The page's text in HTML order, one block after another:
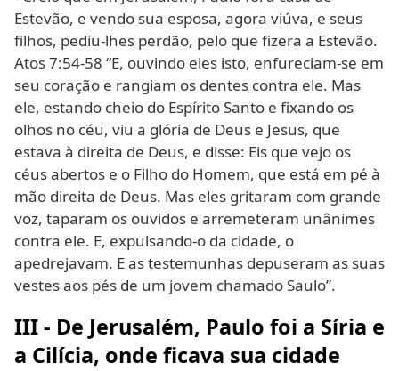
Estevão, e vendo sua esposa, agora viúva, e seus
filhos, pediu-lhes perdão, pelo que fizera a Estevão.
Atos 7:54-58 “E, ouvindo eles isto, enfureciam-se em
seu coração e rangiam os dentes contra ele. Mas
ele, estando cheio do Espírito Santo e fixando os
olhos no céu, viu a glória de Deus e Jesus, que
estava à direita de Deus, e disse: Eis que vejo os
céus abertos e o Filho do Homem, que está em pé à
mão direita de Deus. Mas eles gritaram com grande
voz, taparam os ouvidos e arremeteram unânimes
contra ele. E, expulsando-o da cidade, o
apedrejavam. E as testemunhas depuseram as suas
vestes aos pés de um jovem chamado Saulo”.
III - De Jerusalém, Paulo foi a Síria e
a Cilícia, onde ficava sua cidade